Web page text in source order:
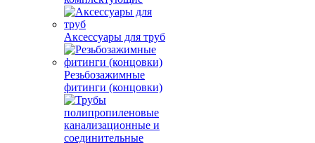
Аксессуары для труб
Резьбозажимные
фитинги (концовки)